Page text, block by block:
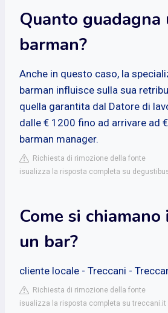
Quanto guadagna
barman?
Anche in questo caso, la
barman influisce sulla sua
quella garantita dal Datore di
dalle € 1200 fino ad arrivare ad
barman manager.
Richiesta di rimozione della fonte
isualizza la risposta completa su
Come si
un bar?
cliente locale - Treccani -
Richiesta di rimozione della fonte
isualizza la risposta completa su treccani.it